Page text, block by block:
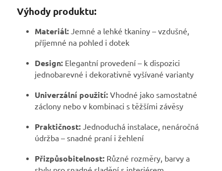
Výhody produktu:
Materiál: Jemné a lehké tkaniny – vzdušné,
příjemné na pohled i dotek
Design: Elegantní provedení – k dispozici
jednobarevné i dekorativně vyšívané varianty
Univerzální použití: Vhodné jako samostatné
záclony nebo v kombinaci s těžšími závěsy
Praktičnost: Jednoduchá instalace, nenáročná
údržba – snadné praní i žehlení
Přizpůsobitelnost: Různé rozměry, barvy a